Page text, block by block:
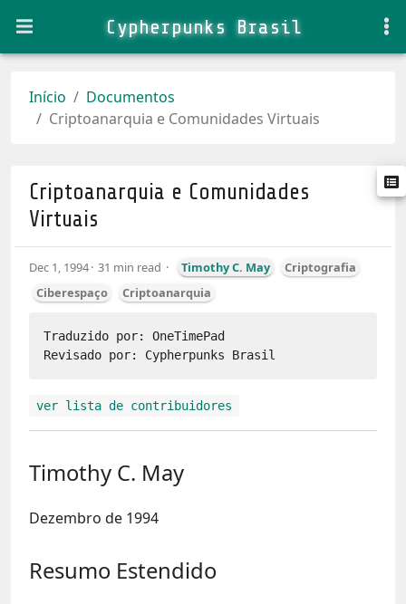
Cypherpunks Brasil
Início
Documentos
Criptoanarquia e Comunidades Virtuais
Criptoanarquia e Comunidades
Virtuais
Dec 1, 1994 31 min read Timothy C. May
Criptografia
Ciberespaço
Criptoanarquia
Traduzido por: OneTimePad
ver lista de contribuidores
Timothy C. May
Dezembro de 1994
Resumo Estendido